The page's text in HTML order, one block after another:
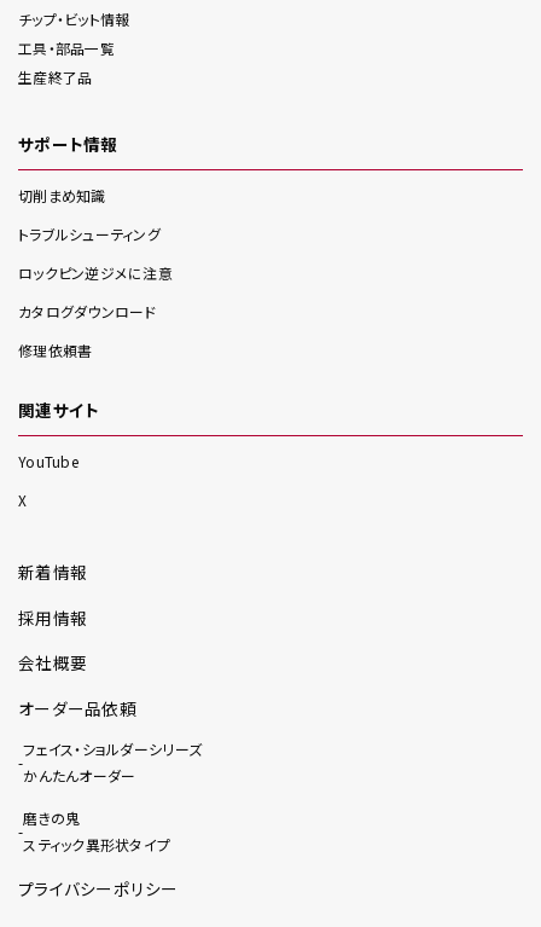
チップ・ビット情報
工具・部品一覧
生産終了品
サポート情報
切削まめ知識
トラブルシューティング
ロックピン逆ジメに注意
カタログダウンロード
修理依頼書
関連サイト
YouTube
X
新着情報
採用情報
会社概要
オーダー品依頼
フェイス・ショルダーシリーズ
かんたんオーダー
磨きの鬼
スティック異形状タイプ
プライバシーポリシー